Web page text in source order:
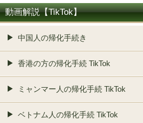
動画解説【TikTok】
中国人の帰化手続き
香港の方の帰化手続 TikTok
ミャンマー人の帰化手続 TikTok
ベトナム人の帰化手続 TikTok